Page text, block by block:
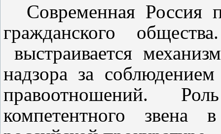
Современная Россия
гражданского
выстраивается
надзора за
правоотношений.
компетентного звена